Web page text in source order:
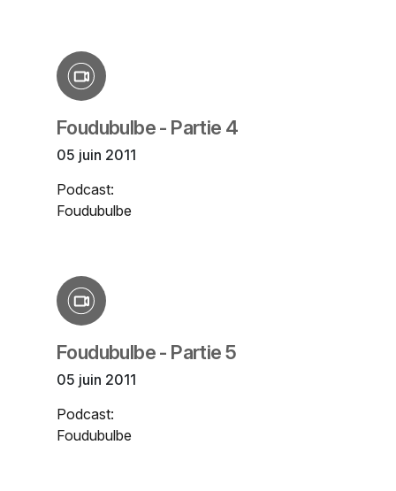
Foudubulbe - Partie 4
05 juin 2011
Podcast:
Foudubulbe
Foudubulbe - Partie 5
05 juin 2011
Podcast:
Foudubulbe